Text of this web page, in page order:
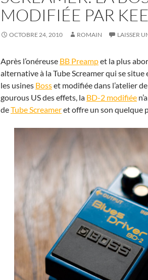
MODIFIÉE PAR
OCTOBRE 24, 2010 ROMAIN LAISSER
Après l’onéreuse BB Preampet la plus
alternative à la Tube Screamer qui se situe
les usines Bosset modifiée dans l’atelier
gourous US des effets, la BD-2 modifiée
deTube Screameret offre un son quelque